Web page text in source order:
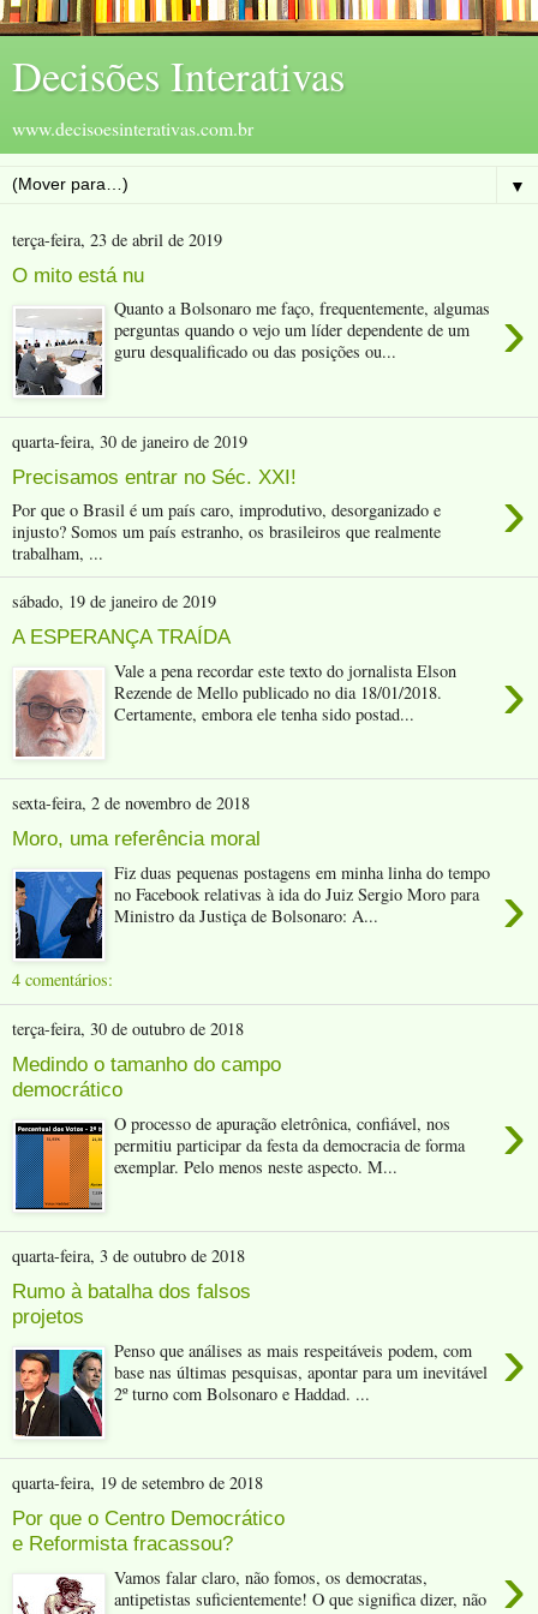
Decisões Interativas
www.decisoesinterativas.com.br
▼
terça-feira, 23 de abril de 2019
O mito está nu
›
Quanto a Bolsonaro me faço, frequentemente, algumas
perguntas quando o vejo um líder dependente de um
guru desqualificado ou das posições ou...
quarta-feira, 30 de janeiro de 2019
Precisamos entrar no Séc. XXI! ›
Por que o Brasil é um país caro, improdutivo, desorganizado e
injusto? Somos um país estranho, os brasileiros que realmente
trabalham, ...
sábado, 19 de janeiro de 2019
A ESPERANÇA TRAÍDA
›
Vale a pena recordar este texto do jornalista Elson
Rezende de Mello publicado no dia 18/01/2018.
Certamente, embora ele tenha sido postad...
sexta-feira, 2 de novembro de 2018
Moro, uma referência moral
›
Fiz duas pequenas postagens em minha linha do tempo
no Facebook relativas à ida do Juiz Sergio Moro para
Ministro da Justiça de Bolsonaro: A...
4 comentários:
terça-feira, 30 de outubro de 2018
Medindo o tamanho do campo
democrático
›
O processo de apuração eletrônica, confiável, nos
permitiu participar da festa da democracia de forma
exemplar. Pelo menos neste aspecto. M...
quarta-feira, 3 de outubro de 2018
Rumo à batalha dos falsos
projetos
›
Penso que análises as mais respeitáveis podem, com
base nas últimas pesquisas, apontar para um inevitável
2º turno com Bolsonaro e Haddad. ...
quarta-feira, 19 de setembro de 2018
Por que o Centro Democrático
e Reformista fracassou?
›
Vamos falar claro, não fomos, os democratas,
antipetistas suficientemente! O que significa dizer, não